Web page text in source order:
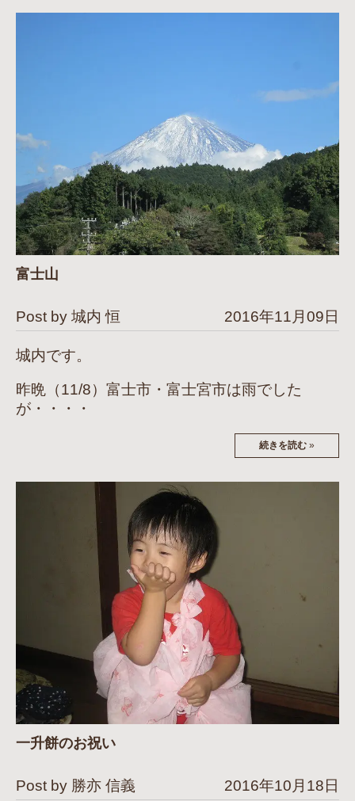
富士山
Post by 城内 恒 2016年11月09日
城内です。
昨晩（11/8）富士市・富士宮市は雨でした
が・・・・
続きを読む »
一升餅のお祝い
Post by 勝亦 信義 2016年10月18日